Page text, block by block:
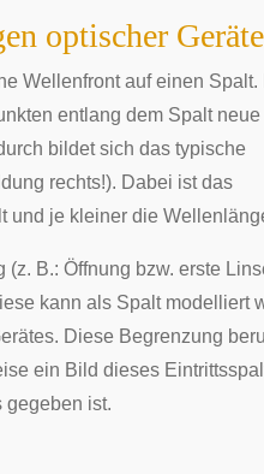
optischer Geräte
Wellenfront auf einen Spalt.
entlang dem Spalt neue
bildet sich das typische
rechts!). Dabei ist das
und je kleiner die
B.: Öffnung bzw. erste
kann als Spalt modelliert
Diese Begrenzung
ein Bild dieses
gegeben ist.